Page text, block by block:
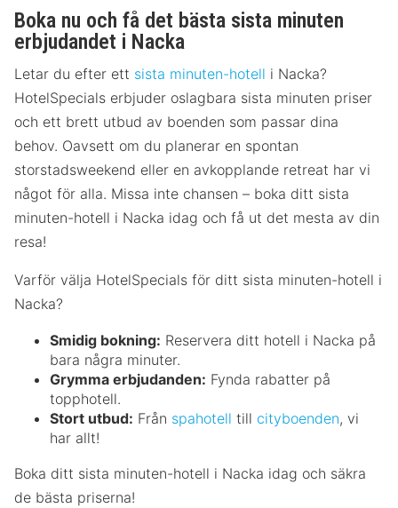
Boka nu och få det bästa sista minuten
erbjudandet i Nacka
Letar du efter ett sista minuten-hotell i Nacka?
HotelSpecials erbjuder oslagbara sista minuten priser
och ett brett utbud av boenden som passar dina
behov. Oavsett om du planerar en spontan
storstadsweekend eller en avkopplande retreat har vi
något för alla. Missa inte chansen – boka ditt sista
minuten-hotell i Nacka idag och få ut det mesta av din
resa!
Varför välja HotelSpecials för ditt sista minuten-hotell i
Nacka?
Smidig bokning: Reservera ditt hotell i Nacka på
bara några minuter.
Grymma erbjudanden: Fynda rabatter på
topphotell.
Stort utbud: Från spahotell till cityboenden, vi
har allt!
Boka ditt sista minuten-hotell i Nacka idag och säkra
de bästa priserna!